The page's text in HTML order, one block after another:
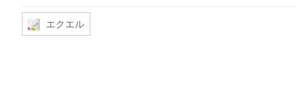
エクエル